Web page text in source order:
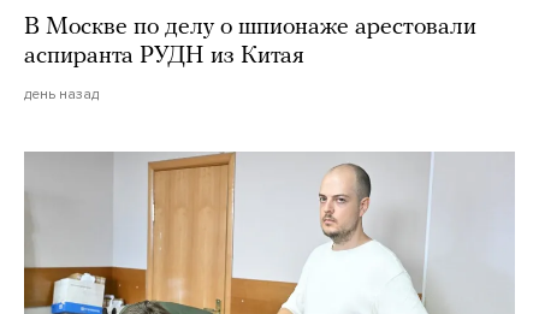
В Москве по делу о шпионаже арестовали
аспиранта РУДН из Китая
день назад